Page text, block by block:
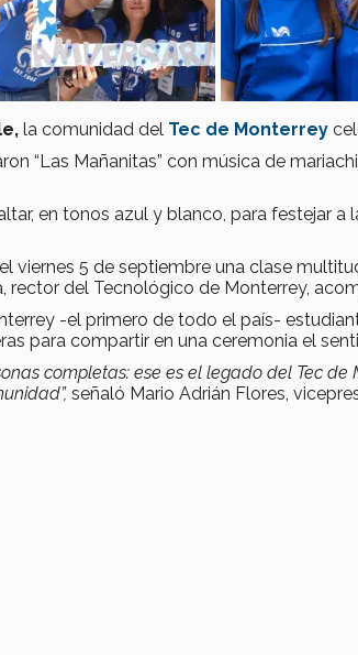
la comunidad del Tec de Monterrey
“Las Mañanitas” con música de
en tonos azul y blanco, para festejar a
viernes 5 de septiembre una clase
rector del Tecnológico de Monterrey,
-el primero de todo el país-
para compartir en una ceremonia el
completas: ese es el legado del Tec
señaló Mario Adrián Flores,